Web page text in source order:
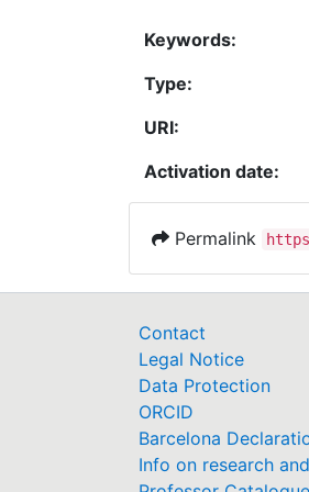
Keywords:
Type:
URI:
Activation date:
Permalink
Contact
Legal Notice
Data Protection
ORCID
Barcelona
Info on research